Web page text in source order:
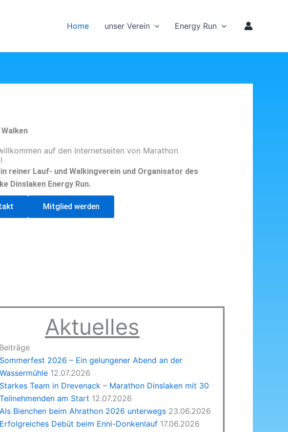
Home unser Verein Energy Run
auf den Internetseiten von Marathon
reiner Lauf- und Walkingverein und Organisator des
Dinslaken Energy Run.
Mitglied werden
Aktuelles
Sommerfest 2026 – Ein gelungener Abend an der
Wassermühle 12.07.2026
Starkes Team in Drevenack – Marathon Dinslaken mit 30
Teilnehmenden am Start 12.07.2026
Als Bienchen beim Ahrathon 2026 unterwegs 23.06.2026
Erfolgreiches Debüt beim Enni-Donkenlauf 17.06.2026